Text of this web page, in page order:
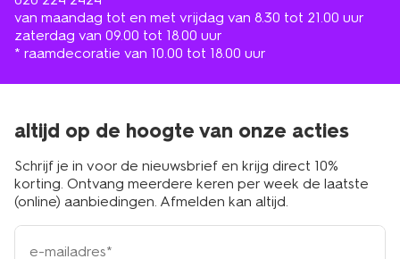
van maandag tot en met vrijdag van 8.30 tot 21.00 uur
zaterdag van 09.00 tot 18.00 uur
* raamdecoratie van 10.00 tot 18.00 uur
altijd op de hoogte van onze acties
Schrijf je in voor de nieuwsbrief en krijg direct 10%
korting. Ontvang meerdere keren per week de laatste
(online) aanbiedingen. Afmelden kan altijd.
e-
mailadres